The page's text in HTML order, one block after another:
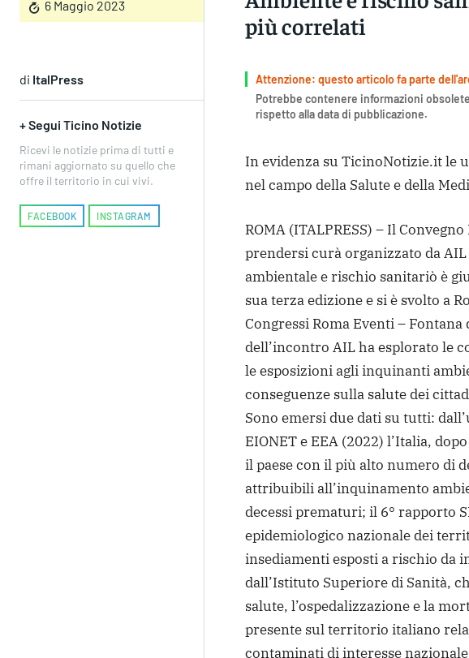
6 Maggio 2023
più correlati
di ItalPress
+ Segui Ticino Notizie
Ricevi le notizie prima di tutti e
rimani aggiornato su quello che
offre il territorio in cui vivi.
FACEBOOK INSTAGRAM
Attenzione: questo articolo fa parte
Potrebbe contenere informazioni
rispetto alla data di pubblicazione.
In evidenza su TicinoNotizie.it le
nel campo della Salute e della
ROMA (ITALPRESS) – Il
prendersi curà organizzato da
ambientale e rischio sanitariò è
sua terza edizione e si è svolto a
Congressi Roma Eventi –
dell’incontro AIL ha esplorato le
le esposizioni agli inquinanti
conseguenze sulla salute dei
Sono emersi due dati su tutti:
EIONET e EEA (2022) l’Italia,
il paese con il più alto numero di
attribuibili all’inquinamento
decessi prematuri; il 6° rapporto
epidemiologico nazionale dei
insediamenti esposti a rischio da
dall’Istituto Superiore di Sanità,
salute, l’ospedalizzazione e la
presente sul territorio italiano
contaminati di interesse